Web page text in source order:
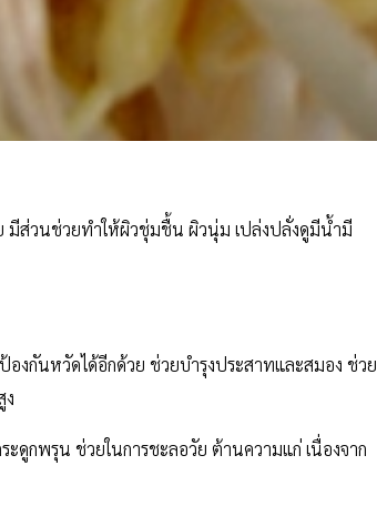
มีส่วนช่วยทำให้ผิวชุ่มชื้น ผิวนุ่ม เปล่งปลั่งดูมีน้ำมี
องกันหวัดได้อีกด้วย ช่วยบำรุงประสาทและสมอง ช่วย
ง
ดูกพรุน ช่วยในการชะลอวัย ต้านความแก่ เนื่องจาก